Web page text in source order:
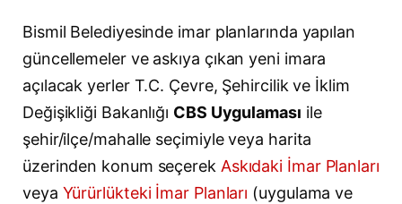
Bismil Belediyesinde imar planlarında yapılan
güncellemeler ve askıya çıkan yeni imara
açılacak yerler T.C. Çevre, Şehircilik ve İklim
Değişikliği Bakanlığı CBS Uygulaması ile
şehir/ilçe/mahalle seçimiyle veya harita
üzerinden konum seçerek Askıdaki İmar Planları
veya Yürürlükteki İmar Planları (uygulama ve